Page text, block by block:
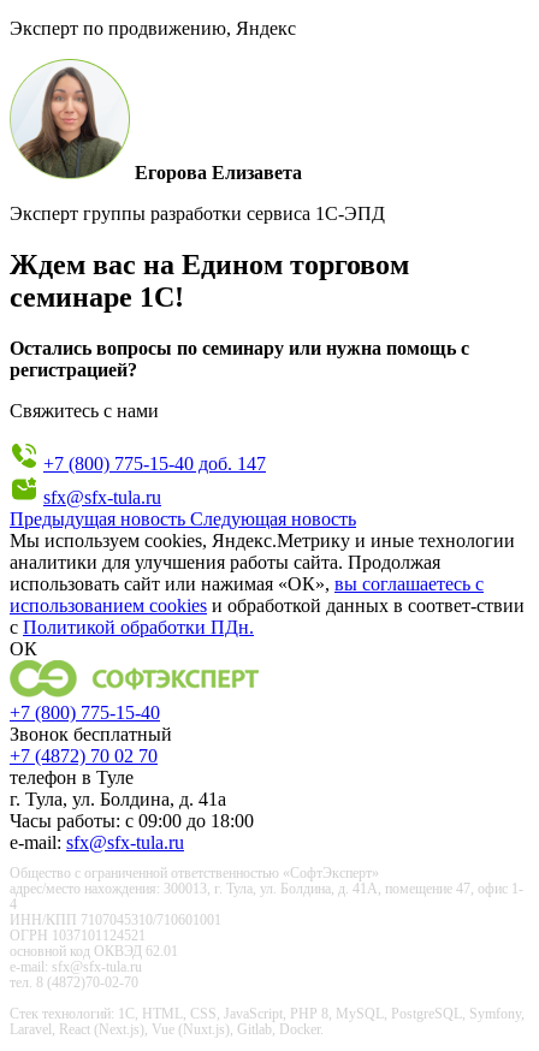
Эксперт по продвижению, Яндекс
Егорова Елизавета
Эксперт группы разработки сервиса 1С-ЭПД
Ждем вас на Едином торговом
семинаре 1С!
Остались вопросы по семинару или нужна помощь с
регистрацией?
Свяжитесь с нами
+7 (800) 775-15-40 доб. 147
sfx@sfx-tula.ru
Предыдущая новость Следующая новость
Мы используем cookies, Яндекс.Метрику и иные технологии
аналитики для улучшения работы сайта. Продолжая
использовать сайт или нажимая «ОК», вы соглашаетесь с
использованием cookies и обработкой данных в соответ-ствии
с Политикой обработки ПДн.
ОК
+7 (800) 775-15-40
Звонок бесплатный
+7 (4872) 70 02 70
телефон в Туле
г. Тула, ул. Болдина, д. 41а
Часы работы: с 09:00 до 18:00
e-mail: sfx@sfx-tula.ru
Общество с ограниченной ответственностью «СофтЭксперт»
адрес/место нахождения: 300013, г. Тула, ул. Болдина, д. 41А, помещение 47, офис 1-
4
ИНН/КПП 7107045310/710601001
ОГРН 1037101124521
основной код ОКВЭД 62.01
e-mail: sfx@sfx-tula.ru
тел. 8 (4872)70-02-70
Стек технологий: 1С, HTML, CSS, JavaScript, PHP 8, MySQL, PostgreSQL, Symfony,
Laravel, React (Next.js), Vue (Nuxt.js), Gitlab, Docker.